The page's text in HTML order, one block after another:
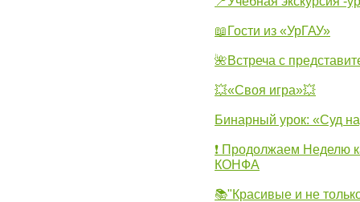
📖Гости из «УрГАУ»
🌺Встреча с
💥«Своя игра»💥
Бинарный урок: «Суд
❗ Продолжаем Неделю
КОНФА
📚"Красивые и не